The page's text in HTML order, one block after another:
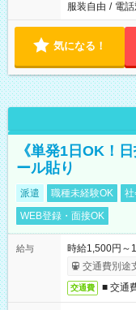
服装自由 / 電
気になる！
《単発1日OK！
ール貼り
派遣 職種未経験OK
WEB登録・面接OK
給与
時給1,500円～
交通費別途
交通費 ■ 交通